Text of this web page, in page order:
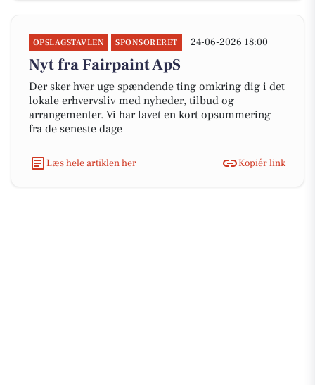
OPSLAGSTAVLEN SPONSORERET 24-06-2026 18:00
Nyt fra Fairpaint ApS
Der sker hver uge spændende ting omkring dig i det
lokale erhvervsliv med nyheder, tilbud og
arrangementer. Vi har lavet en kort opsummering
fra de seneste dage
Læs hele artiklen her Kopiér link